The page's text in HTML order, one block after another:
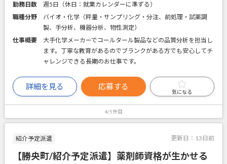
勤務日数
週5日（休日：就業カレンダーに準ずる）
職種分野
バイオ・化学（秤量・サンプリング・分注、前処理・試薬調
製、手分析、機器分析、物性測定）
仕事概要
大手化学メーカーでコールタール製品などの品質分析を担当し
ます。丁寧な教育があるのでブランクがある方でも安心してチ
ャレンジできる長期のお仕事です。
詳細を見る 応募する
気になる
4/5件目
紹介予定派遣 更新日： 13日前
【勝央町/紹介予定派遣】薬剤師資格が生かせる